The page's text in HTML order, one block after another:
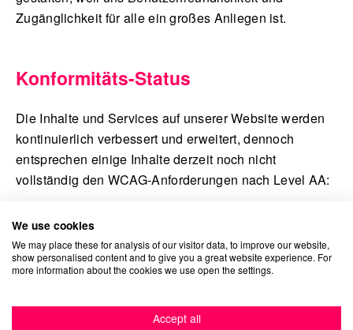
Nachhaltigkeit
f_LAB
Kontakt
English
Zugänglichkeit für alle ein großes Anliegen ist.
Konformitäts-Status
Die Inhalte und Services auf unserer Website werden
kontinuierlich verbessert und erweitert, dennoch
entsprechen einige Inhalte derzeit noch nicht
vollständig den WCAG-Anforderungen nach Level AA:
einige Videos enthalten noch keine Untertitel
auf älteren Bildern ist teilweise Text enthalten
bei älteren Bildern fehlt teilweise ALT-Text
hinsichtlich Barrierefreiheit weiter zu optimieren.
We use cookies
We may place these for analysis of our visitor data, to improve our website,
show personalised content and to give you a great website experience. For
more information about the cookies we use open the settings.
Accept all